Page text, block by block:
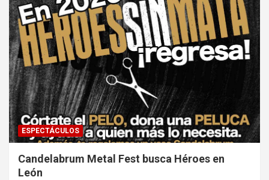
ESPECTÁCULOS
Candelabrum Metal Fest busca Héroes en
León